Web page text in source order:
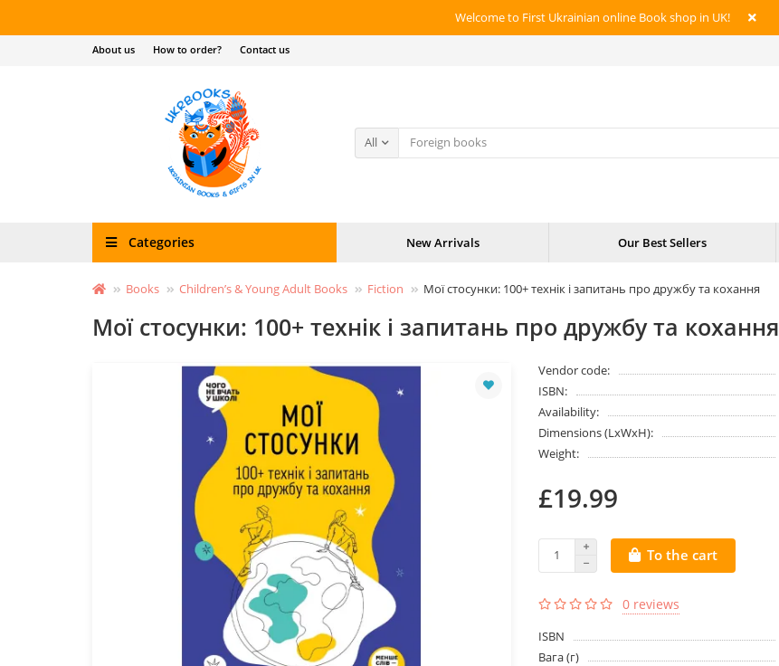
Welcome to First Ukrainian online Book shop in UK!
About us How to order? Contact us
All
Categories New Arrivals Our Best Sellers
Books Children’s & Young Adult Books Fiction Мої стосунки: 100+ технік і запитань про дружбу та кохання
Мої стосунки: 100+ технік і запитань про дружбу та кохання
Vendor code:
ISBN:
Availability:
Dimensions (LxWxH):
Weight:
£19.99
To the cart
0 reviews
ISBN
Вага (г)